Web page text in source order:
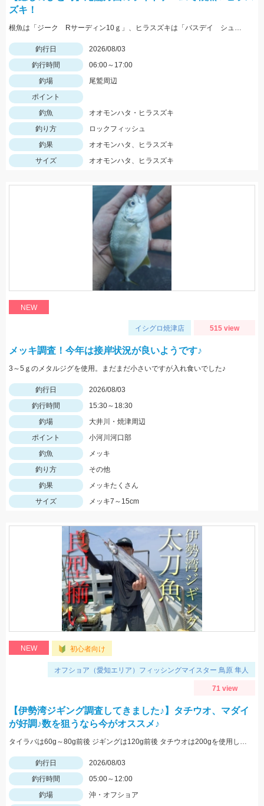
ズキ！
根魚は「ジーク Rサーディン10ｇ」、ヒラスズキは「バスデイ シュガペン70Ｆ」が好調！
釣行日
2026/08/03
釣行時間
06:00～17:00
釣場
尾鷲周辺
ポイント
釣魚
オオモンハタ・ヒラスズキ
釣り方
ロックフィッシュ
釣果
オオモンハタ、ヒラスズキ
サイズ
オオモンハタ、ヒラスズキ
NEW
イシグロ焼津店 515 view
メッキ調査！今年は接岸状況が良いようです♪
3～5ｇのメタルジグを使用。まだまだ小さいですが入れ食いでした♪
釣行日
2026/08/03
釣行時間
15:30～18:30
釣場
大井川・焼津周辺
ポイント
小河川河口部
釣魚
メッキ
釣り方
その他
釣果
メッキたくさん
サイズ
メッキ7～15cm
NEW 初心者向け
オフショア（愛知エリア）フィッシングマイスター 鳥原 隼人
71 view
【伊勢湾ジギング調査してきました♪】タチウオ、マダイ
が好調♪数を狙うなら今がオススメ♪
タイラバは60g～80g前後 ジギングは120g前後 タチウオは200gを使用しました
釣行日
2026/08/03
釣行時間
05:00～12:00
釣場
沖・オフショア